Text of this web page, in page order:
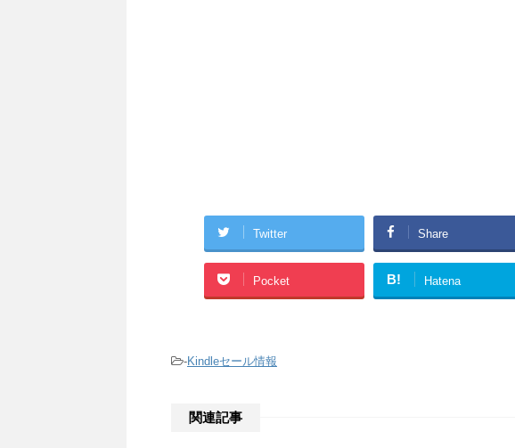
Twitter Share
Pocket B! Hatena
-Kindleセール情報
関連記事